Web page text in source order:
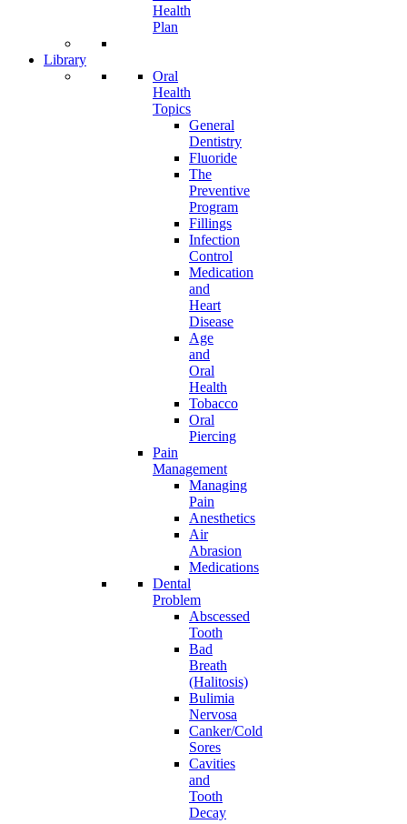
Health
Plan
Library
Oral
Health
Topics
General
Dentistry
Fluoride
The
Preventive
Program
Fillings
Infection
Control
Medication
and
Heart
Disease
Age
and
Oral
Health
Tobacco
Oral
Piercing
Pain
Management
Managing
Pain
Anesthetics
Air
Abrasion
Medications
Dental
Problem
Abscessed
Tooth
Bad
Breath
(Halitosis)
Bulimia
Nervosa
Canker/Cold
Sores
Cavities
and
Tooth
Decay